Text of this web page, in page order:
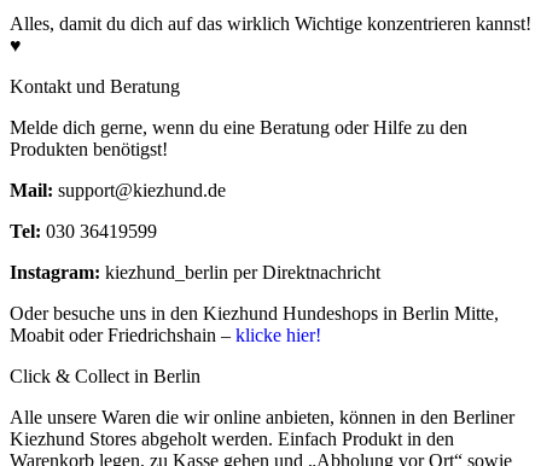
Alles, damit du dich auf das wirklich Wichtige konzentrieren kannst!
♥
Kontakt und Beratung
Melde dich gerne, wenn du eine Beratung oder Hilfe zu den
Produkten benötigst!
Mail: support@kiezhund.de
Tel: 030 36419599
Instagram: kiezhund_berlin per Direktnachricht
Oder besuche uns in den Kiezhund Hundeshops in Berlin Mitte,
Moabit oder Friedrichshain – klicke hier!
Click & Collect in Berlin
Alle unsere Waren die wir online anbieten, können in den Berliner
Kiezhund Stores abgeholt werden. Einfach Produkt in den
Warenkorb legen, zu Kasse gehen und „Abholung vor Ort“ sowie